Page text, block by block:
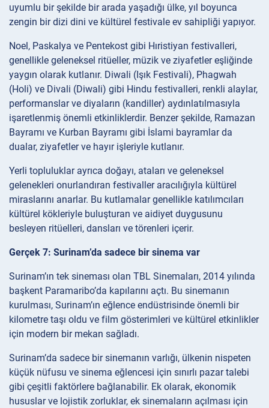
uyumlu bir şekilde bir arada yaşadığı ülke, yıl boyunca
zengin bir dizi dini ve kültürel festivale ev sahipliği yapıyor.
Noel, Paskalya ve Pentekost gibi Hıristiyan festivalleri,
genellikle geleneksel ritüeller, müzik ve ziyafetler eşliğinde
yaygın olarak kutlanır. Diwali (Işık Festivali), Phagwah
(Holi) ve Divali (Diwali) gibi Hindu festivalleri, renkli alaylar,
performanslar ve diyaların (kandiller) aydınlatılmasıyla
işaretlenmiş önemli etkinliklerdir. Benzer şekilde, Ramazan
Bayramı ve Kurban Bayramı gibi İslami bayramlar da
dualar, ziyafetler ve hayır işleriyle kutlanır.
Yerli topluluklar ayrıca doğayı, ataları ve geleneksel
gelenekleri onurlandıran festivaller aracılığıyla kültürel
miraslarını anarlar. Bu kutlamalar genellikle katılımcıları
kültürel kökleriyle buluşturan ve aidiyet duygusunu
besleyen ritüelleri, dansları ve törenleri içerir.
Gerçek 7: Surinam’da sadece bir sinema var
Surinam’ın tek sineması olan TBL Sinemaları, 2014 yılında
başkent Paramaribo’da kapılarını açtı. Bu sinemanın
kurulması, Surinam’ın eğlence endüstrisinde önemli bir
kilometre taşı oldu ve film gösterimleri ve kültürel etkinlikler
için modern bir mekan sağladı.
Surinam’da sadece bir sinemanın varlığı, ülkenin nispeten
küçük nüfusu ve sinema eğlencesi için sınırlı pazar talebi
gibi çeşitli faktörlere bağlanabilir. Ek olarak, ekonomik
hususlar ve lojistik zorluklar, ek sinemaların açılması için